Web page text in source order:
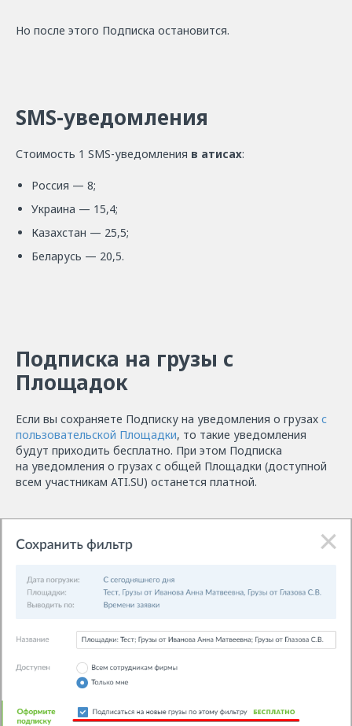
Но после этого Подписка остановится.
SMS-уведомления
Стоимость 1 SMS-уведомления в атисах:
Россия — 8;
Украина — 15,4;
Казахстан — 25,5;
Беларусь — 20,5.
Подписка на грузы с
Площадок
Если вы сохраняете Подписку на уведомления о грузах с
пользовательской Площадки, то такие уведомления
будут приходить бесплатно. При этом Подписка
на уведомления о грузах с общей Площадки (доступной
всем участникам ATI.SU) останется платной.